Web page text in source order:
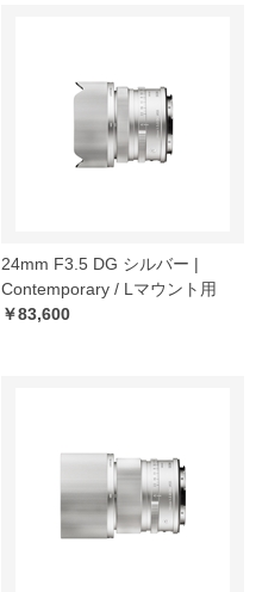
24mm F3.5 DG シルバー |
Contemporary / Lマウント用
￥83,600